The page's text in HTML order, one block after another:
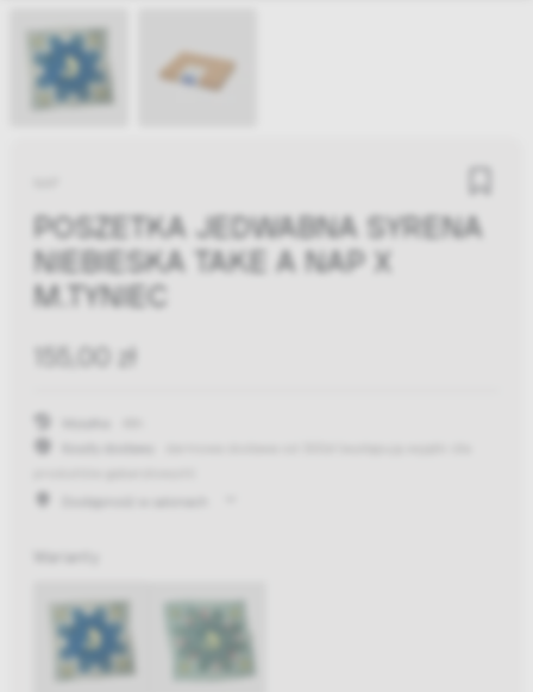
POSZETKA JEDWABNA SYRENA
NIEBIESKA TAKE A NAP X
M.TYNIEC
155,00 zł
Warianty